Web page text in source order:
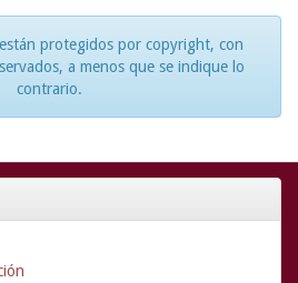
protegidos por copyright, con
a menos que se indique lo
contrario.